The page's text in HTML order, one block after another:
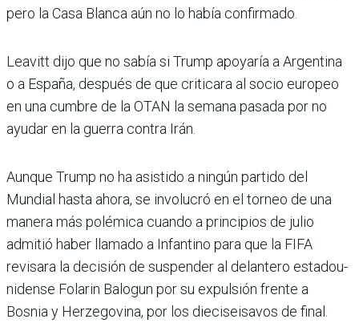
pero la Casa Blanca aún no lo había confirmado.
Leavitt dijo que no sabía si Trump apoyaría a Argentina
o a España, después de que cri­ticara al socio europeo
en una cumbre de la OTAN la semana pasada por no
ayudar en la gue­rra contra Irán.
Aunque Trump no ha asistido a ningún partido del
Mundial hasta ahora, se involucró en el torneo de una
manera más polémica cuando a principios de julio
admitió haber llamado a Infantino para que la FIFA
revisara la decisión de sus­pender al delantero estadou­
nidense Folarin Balogun por su expulsión frente a
Bosnia y Herzegovina, por los diecisei­savos de final.